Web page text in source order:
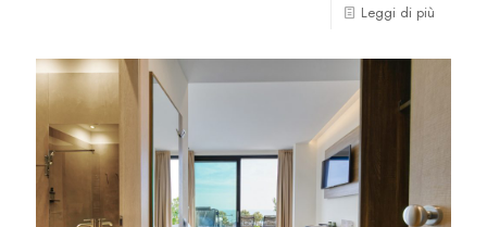
Leggi di più